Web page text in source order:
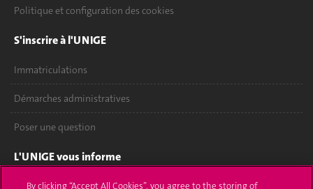
Politique et configuration des cookies
S'inscrire à l'UNIGE
Immatriculations
Démarches administratives
Poser une question
L'UNIGE vous informe
UNIGE Mobile
By clicking “Accept All Cookies”, you agree to the storing of